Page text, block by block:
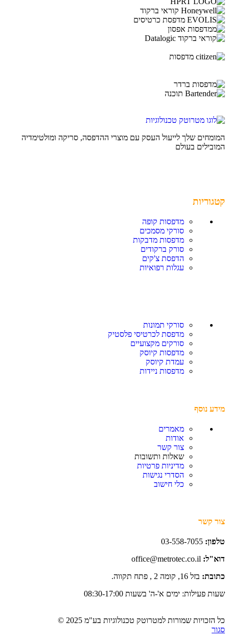
המומחים שלך לייעול העסק עם מוצרי ההדפסה, סריקה ומולטימדיה
המובילים בעולם
קטגוריות
מדפסות קופה
סורקי מסמכים
מדפסות מדבקות
סורק ברקודים
הדפסת צ'קים
עגלות רפואיות
סורקי תמונות
מדפסת לכרטיסי פלסטיק
סורקים מקצועיים
מדפסות קיוסק
עמדת קיוסק
מדפסות ניידות
מידע נוסף
מאמרים
אודות
צור קשר
שאלות ותשובות
מדיניות פרטיות
הסדרי נגישות
כלי חישוב
צור קשר
טלפון: 03-558-7055
דוא"ל:
כתובת: בזל 16, קומה 2 , פתח תקווה.
שעות פעילות: ימים א'-ה' בשעות 08:30-17:00
כל הזכויות שמורות למטרוטק טכנולוגיות בע"מ 2025 ©
סגור